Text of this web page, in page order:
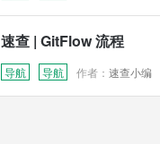
速查 | GitFlow 流程
导航 导航 作者： 速查小编